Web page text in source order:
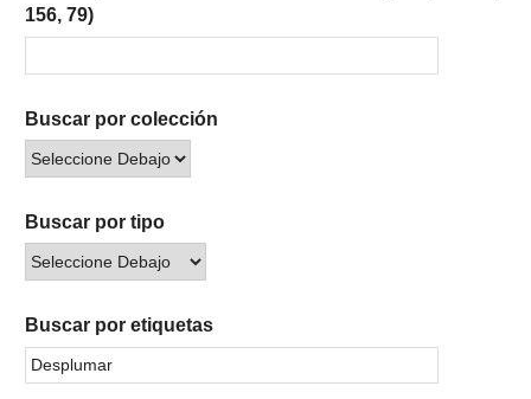
156, 79)
Buscar por colección
Buscar por tipo
Buscar por etiquetas